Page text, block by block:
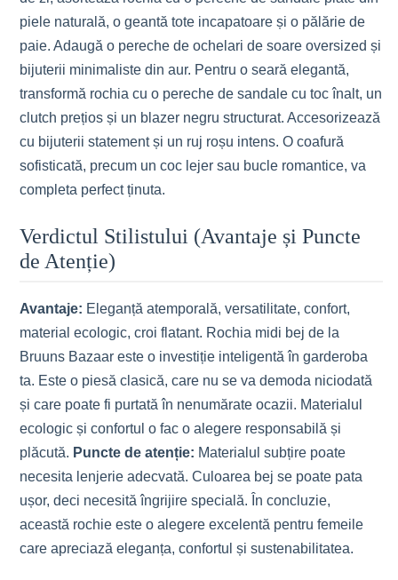
piele naturală, o geantă tote incapatoare și o pălărie de
paie. Adaugă o pereche de ochelari de soare oversized și
bijuterii minimaliste din aur. Pentru o seară elegantă,
transformă rochia cu o pereche de sandale cu toc înalt, un
clutch prețios și un blazer negru structurat. Accesorizează
cu bijuterii statement și un ruj roșu intens. O coafură
sofisticată, precum un coc lejer sau bucle romantice, va
completa perfect ținuta.
Verdictul Stilistului (Avantaje și Puncte
de Atenție)
Avantaje: Eleganță atemporală, versatilitate, confort,
material ecologic, croi flatant. Rochia midi bej de la
Bruuns Bazaar este o investiție inteligentă în garderoba
ta. Este o piesă clasică, care nu se va demoda niciodată
și care poate fi purtată în nenumărate ocazii. Materialul
ecologic și confortul o fac o alegere responsabilă și
plăcută. Puncte de atenție: Materialul subțire poate
necesita lenjerie adecvată. Culoarea bej se poate pata
ușor, deci necesită îngrijire specială. În concluzie,
această rochie este o alegere excelentă pentru femeile
care apreciază eleganța, confortul și sustenabilitatea.